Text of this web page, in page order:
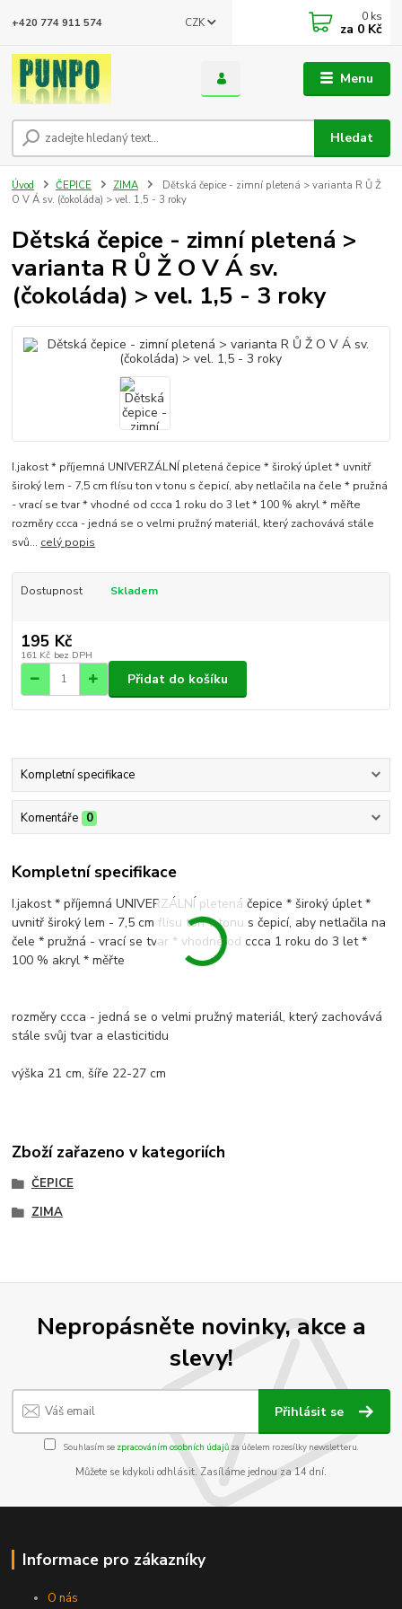
Menu
CZK
Hledat
+420 774 911 574 0 ks
za 0 Kč
Úvod ČEPICE ZIMA
Dětská čepice - zimní pletená > varianta R Ů Ž
O V Á sv. (čokoláda) > vel. 1,5 - 3 roky
Dětská čepice - zimní pletená >
varianta R Ů Ž O V Á sv.
(čokoláda) > vel. 1,5 - 3 roky
I.jakost * příjemná UNIVERZÁLNÍ pletená čepice * široký úplet * uvnitř
široký lem - 7,5 cm flísu ton v tonu s čepicí, aby netlačila na čele * pružná
- vrací se tvar * vhodné od ccca 1 roku do 3 let * 100 % akryl * měřte
rozměry ccca - jedná se o velmi pružný materiál, který zachovává stále
svů... celý popis
Dostupnost Skladem
195 Kč
161 Kč bez DPH
Přidat do košíku
Kompletní specifikace
Komentáře 0
Kompletní specifikace
I.jakost * příjemná UNIVERZÁLNÍ pletená čepice * široký úplet *
uvnitř široký lem - 7,5 cm flísu ton v tonu s čepicí, aby netlačila na
čele * pružná - vrací se tvar * vhodné od ccca 1 roku do 3 let *
100 % akryl * měřte
rozměry ccca - jedná se o velmi pružný materiál, který zachovává
stále svůj tvar a elasticitidu
výška 21 cm, šíře 22-27 cm
Zboží zařazeno v kategoriích
ČEPICE
ZIMA
Nepropásněte novinky, akce a
slevy!
Přihlásit se
Souhlasím se zpracováním osobních údajůza účelem rozesílky newsletteru.
Můžete se kdykoli odhlásit. Zasíláme jednou za 14 dní.
Informace pro zákazníky
O nás